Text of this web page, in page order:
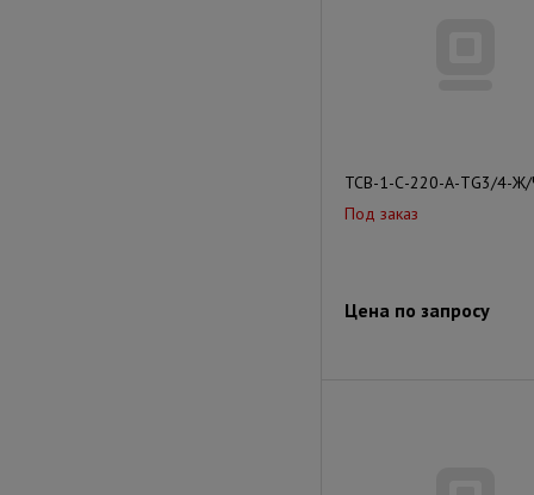
ТСВ-1-С-220-А-ТG3/4-
Под заказ
Цена по запросу